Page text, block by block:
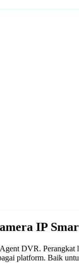
IP
DVR.
platform. Baik